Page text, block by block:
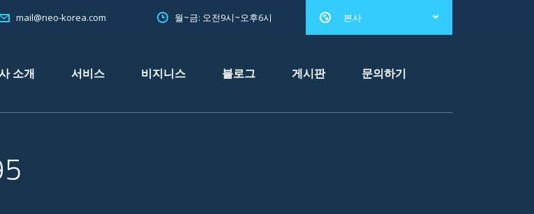
본사
mail@neo-korea.com 월~금: 오전9시~오후6시
소개 서비스 비지니스 블로그 게시판 문의하기